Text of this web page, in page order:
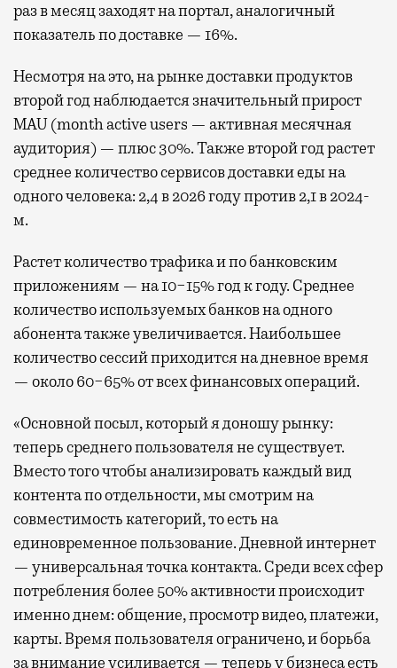
раз в месяц заходят на портал, аналогичный
показатель по доставке — 16%.
Несмотря на это, на рынке доставки продуктов
второй год наблюдается значительный прирост
MAU (month active users — активная месячная
аудитория) — плюс 30%. Также второй год растет
среднее количество сервисов доставки еды на
одного человека: 2,4 в 2026 году против 2,1 в 2024-
м.
Растет количество трафика и по банковским
приложениям — на 10−15% год к году. Среднее
количество используемых банков на одного
абонента также увеличивается. Наибольшее
количество сессий приходится на дневное время
— около 60−65% от всех финансовых операций.
«Основной посыл, который я доношу рынку:
теперь среднего пользователя не существует.
Вместо того чтобы анализировать каждый вид
контента по отдельности, мы смотрим на
совместимость категорий, то есть на
единовременное пользование. Дневной интернет
— универсальная точка контакта. Среди всех сфер
потребления более 50% активности происходит
именно днем: общение, просмотр видео, платежи,
карты. Время пользователя ограничено, и борьба
за внимание усиливается — теперь у бизнеса есть